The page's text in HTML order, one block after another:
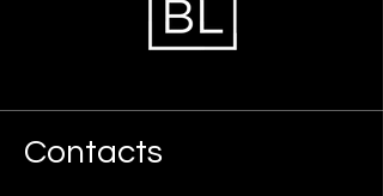
Contacts